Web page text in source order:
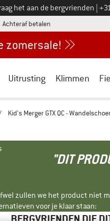
het aan de bergvrienden
Achteraf betalen vind de
Uitrusting Klimmen
Kid's Merger GTX QC -
"DIT
zullen we het product niet
voor je klaar staan: